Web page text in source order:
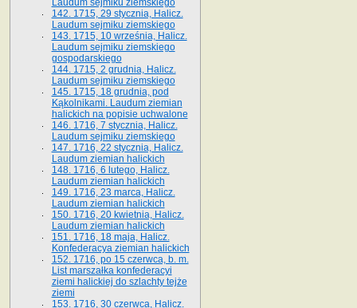
Laudum sejmiku ziemskiego
142. 1715, 29 stycznia, Halicz.
Laudum sejmiku ziemskiego
143. 1715, 10 września, Halicz.
Laudum sejmiku ziemskiego
gospodarskiego
144. 1715, 2 grudnia, Halicz.
Laudum sejmiku ziemskiego
145. 1715, 18 grudnia, pod
Kąkolnikami. Laudum ziemian
halickich na popisie uchwalone
146. 1716, 7 stycznia, Halicz.
Laudum sejmiku ziemskiego
147. 1716, 22 stycznia, Halicz.
Laudum ziemian halickich
148. 1716, 6 lutego, Halicz.
Laudum ziemian halickich
149. 1716, 23 marca, Halicz.
Laudum ziemian halickich
150. 1716, 20 kwietnia, Halicz.
Laudum ziemian halickich
151. 1716, 18 maja, Halicz.
Konfederacya ziemian halickich
152. 1716, po 15 czerwca, b. m.
List marszałka konfederacyi
ziemi halickiej do szlachty tejże
ziemi
153. 1716, 30 czerwca, Halicz.